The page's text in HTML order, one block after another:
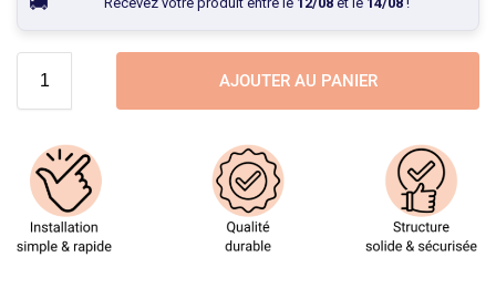
AJOUTER AU PANIER